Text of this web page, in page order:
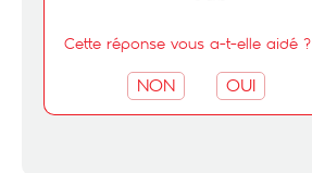
Cette réponse vous a-t-elle aidé ?
NON OUI